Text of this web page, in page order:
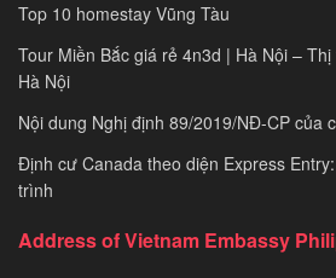
Top 10 homestay Vũng Tàu
Tour Miền Bắc giá rẻ 4n3d | Hà Nội –
Hà Nội
Nội dung Nghị định 89/2019/NĐ-CP của
Định cư Canada theo diện Express
trình
Address of Vietnam Embassy